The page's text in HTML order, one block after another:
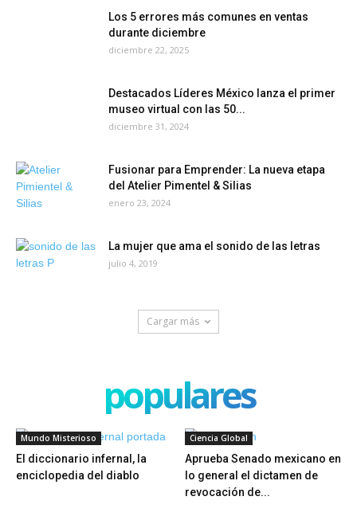
Los 5 errores más comunes en ventas
durante diciembre
diciembre 22, 2025
Destacados Líderes México lanza el primer
museo virtual con las 50...
diciembre 31, 2024
Fusionar para Emprender: La nueva etapa
del Atelier Pimentel & Silias
enero 23, 2024
La mujer que ama el sonido de las letras
julio 4, 2019
Cargar más
populares
Mundo Misterioso
El diccionario infernal, la
enciclopedia del diablo
Ciencia Global
Aprueba Senado mexicano en
lo general el dictamen de
revocación de...